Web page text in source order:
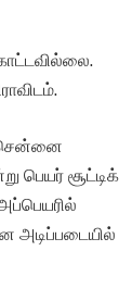
சென்னை
பெயர் சூட்டிக்
அடிப்படையில்